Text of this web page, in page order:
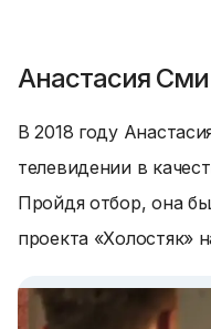
Анастасия
В 2018 году
телевидении в
Пройдя отбор, она
проекта «Холостяк»